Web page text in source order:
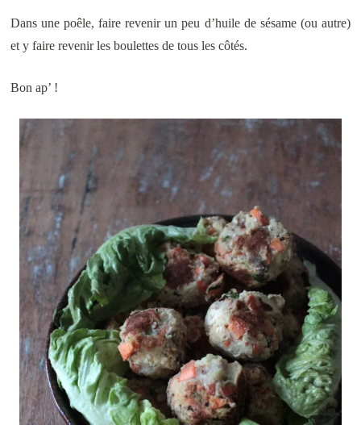
Dans une poêle, faire revenir un peu d’huile de sésame (ou autre)
et y faire revenir les boulettes de tous les côtés.
Bon ap’ !